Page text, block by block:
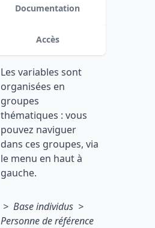
Documentation
Accès
Les variables sont
organisées en
groupes
thématiques : vous
pouvez naviguer
dans ces groupes, via
le menu en haut à
gauche.
> Base individus >
Personne de référence